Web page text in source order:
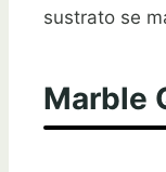
sustrato se
Marble